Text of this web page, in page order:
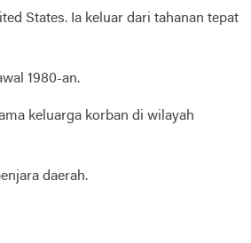
States. Ia keluar dari tahanan tepat
1980-an.
keluarga korban di wilayah
daerah.